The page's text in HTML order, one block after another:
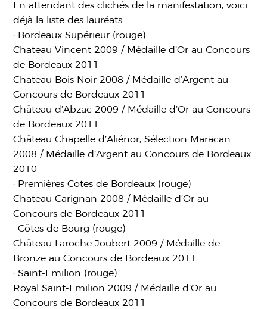
En attendant des clichés de la manifestation, voici
déjà la liste des lauréats :
· Bordeaux Supérieur (rouge)
Château Vincent 2009 / Médaille d’Or au Concours
de Bordeaux 2011
Château Bois Noir 2008 / Médaille d’Argent au
Concours de Bordeaux 2011
Château d’Abzac 2009 / Médaille d’Or au Concours
de Bordeaux 2011
Château Chapelle d’Aliénor, Sélection Maracan
2008 / Médaille d’Argent au Concours de Bordeaux
2010
· Premières Côtes de Bordeaux (rouge)
Château Carignan 2008 / Médaille d’Or au
Concours de Bordeaux 2011
· Côtes de Bourg (rouge)
Château Laroche Joubert 2009 / Médaille de
Bronze au Concours de Bordeaux 2011
· Saint-Emilion (rouge)
Royal Saint-Emilion 2009 / Médaille d’Or au
Concours de Bordeaux 2011